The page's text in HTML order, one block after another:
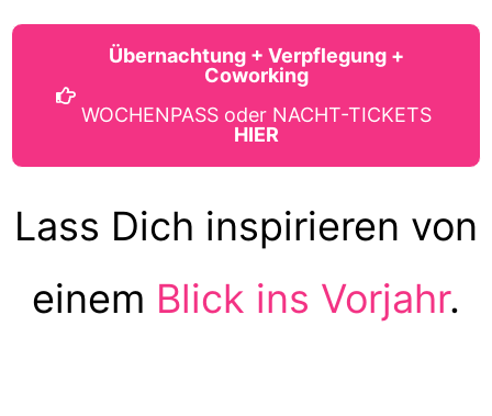
Übernachtung + Verpflegung +
Coworking
WOCHENPASS oder NACHT-TICKETS
HIER
Lass Dich inspirieren von
einem Blick ins Vorjahr.